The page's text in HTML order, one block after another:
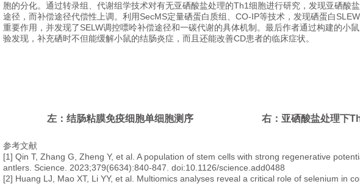
胞的分化。通过转录组、代谢组学技术对有无亚硒酸盐处理的Th1细胞进行研究，发现亚硒酸
途径，而补偿途径代偿性上调。利用SecMS定量硒蛋白质组、CO-IP等技术，发现硒蛋白
重要作用，并发现了SELW调控嘌呤补偿途径和一碳代谢的具体机制。最后作者通过构建的小
验发现，补充硒时不但能缓解小鼠的结肠炎症，而且还能改善CD患者的临床症状。
左：结肠粘膜免疫细胞单细胞测序 右：亚硒酸盐处理下
参考文献
[1] Qin T, Zhang G, Zheng Y, et al. A population of stem cells with strong regenerative
antlers. Science. 2023;379(6634):840-847. doi:10.1126/science.add0488
[2] Huang LJ, Mao XT, Li YY, et al. Multiomics analyses reveal a critical role of selenium in